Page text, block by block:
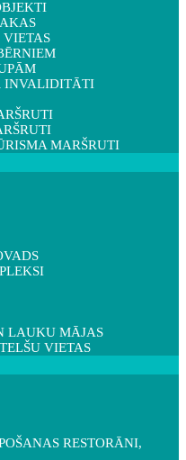
VIETAS
INVALIDITĀTI
MARŠRUTI
LAUKU MĀJAS
VIETAS
RESTORĀNI,